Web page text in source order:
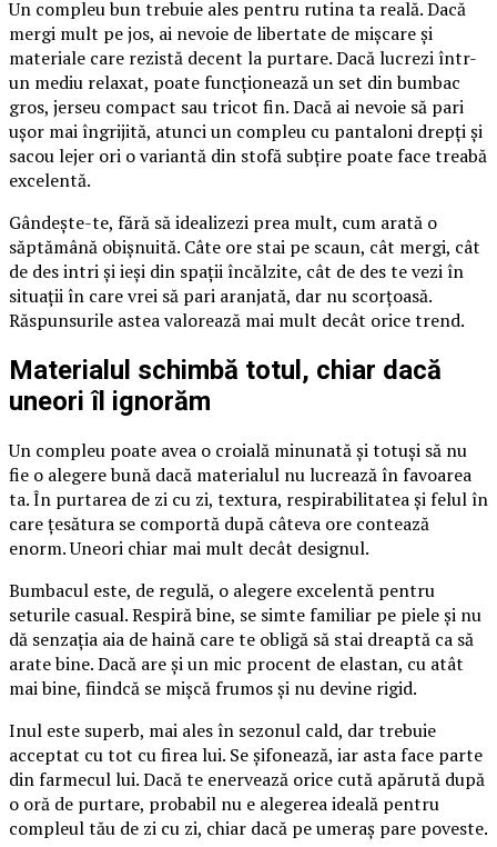
Un compleu bun trebuie ales pentru rutina ta reală. Dacă
mergi mult pe jos, ai nevoie de libertate de mișcare și
materiale care rezistă decent la purtare. Dacă lucrezi într-
un mediu relaxat, poate funcționează un set din bumbac
gros, jerseu compact sau tricot fin. Dacă ai nevoie să pari
ușor mai îngrijită, atunci un compleu cu pantaloni drepți și
sacou lejer ori o variantă din stofă subțire poate face treabă
excelentă.
Gândește-te, fără să idealizezi prea mult, cum arată o
săptămână obișnuită. Câte ore stai pe scaun, cât mergi, cât
de des intri și ieși din spații încălzite, cât de des te vezi în
situații în care vrei să pari aranjată, dar nu scorțoasă.
Răspunsurile astea valorează mai mult decât orice trend.
Materialul schimbă totul, chiar dacă
uneori îl ignorăm
Un compleu poate avea o croială minunată și totuși să nu
fie o alegere bună dacă materialul nu lucrează în favoarea
ta. În purtarea de zi cu zi, textura, respirabilitatea și felul în
care țesătura se comportă după câteva ore contează
enorm. Uneori chiar mai mult decât designul.
Bumbacul este, de regulă, o alegere excelentă pentru
seturile casual. Respiră bine, se simte familiar pe piele și nu
dă senzația aia de haină care te obligă să stai dreaptă ca să
arate bine. Dacă are și un mic procent de elastan, cu atât
mai bine, fiindcă se mișcă frumos și nu devine rigid.
Inul este superb, mai ales în sezonul cald, dar trebuie
acceptat cu tot cu firea lui. Se șifonează, iar asta face parte
din farmecul lui. Dacă te enervează orice cută apărută după
o oră de purtare, probabil nu e alegerea ideală pentru
compleul tău de zi cu zi, chiar dacă pe umeraș pare poveste.